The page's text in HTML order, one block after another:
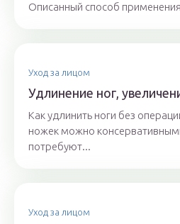
Описанный способ
Уход за лицом
Удлинение ног,
Как удлинить ноги без
ножек можно
потребуют...
Уход за лицом